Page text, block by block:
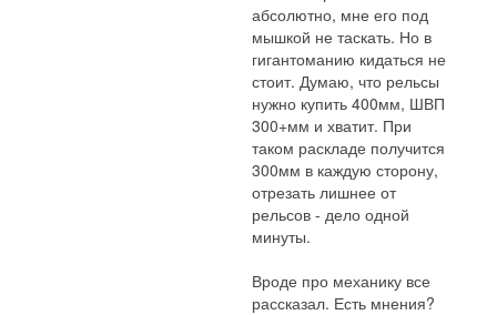
абсолютно, мне его под
мышкой не таскать. Но в
гигантоманию кидаться не
стоит. Думаю, что рельсы
нужно купить 400мм, ШВП
300+мм и хватит. При
таком раскладе получится
300мм в каждую сторону,
отрезать лишнее от
рельсов - дело одной
минуты.
Вроде про механику все
рассказал. Есть мнения?